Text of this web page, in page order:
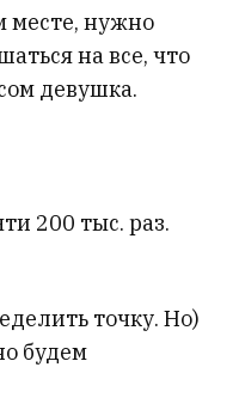
месте, нужно
на все, что
девушка.
200 тыс. раз.
точку. Но)
будем